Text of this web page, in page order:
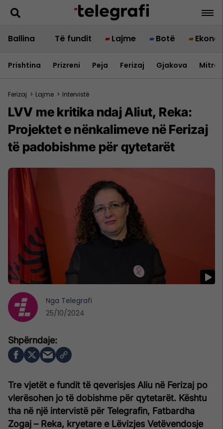
Ballina Të fundit Lajme Botë
Prishtina Prizreni Peja Ferizaj Gjakova
Ferizaj > Lajme > Intervistë
LVV me kritika ndaj Aliut, Reka:
Projektet e nënkalimeve në Ferizaj
të padobishme për qytetarët
Tre vjetët e fundit të qeverisjes Aliu në Ferizaj po
vlerësohen jo të dobishme për qytetarët. Kështu
tha në një intervistë për Telegrafin, Fatbardha
Zogaj – Reka, kryetare e Lëvizjes Vetëvendosje
Nga Telegrafi
25/10/2024